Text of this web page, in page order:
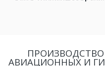
АВИАЦИОННЫХ И